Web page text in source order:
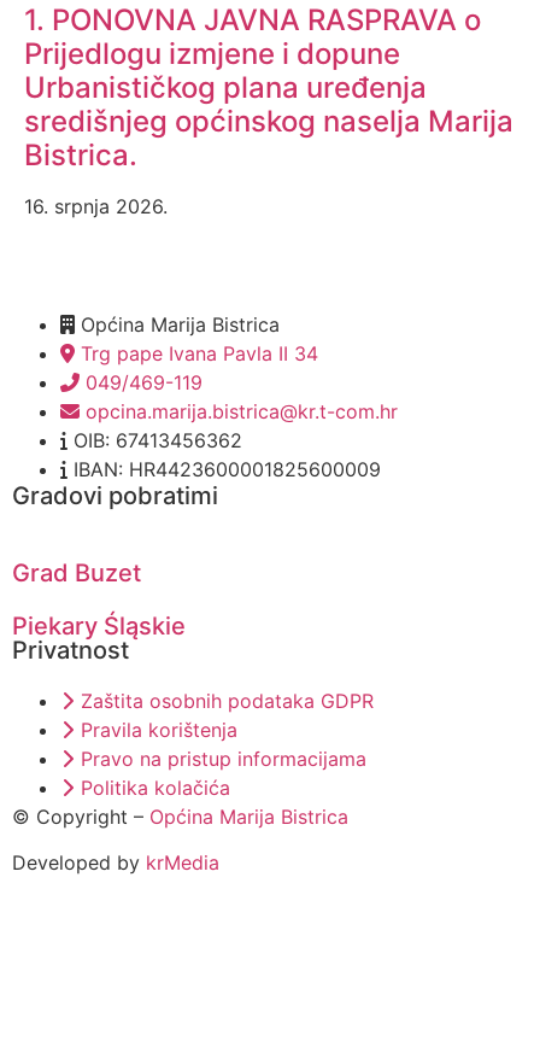
1. PONOVNA JAVNA RASPRAVA o
Prijedlogu izmjene i dopune
Urbanističkog plana uređenja
središnjeg općinskog naselja Marija
Bistrica.
16. srpnja 2026.
Općina Marija Bistrica
Trg pape Ivana Pavla II 34
049/469-119
opcina.marija.bistrica@kr.t-com.hr
OIB: 67413456362
IBAN: HR4423600001825600009
Gradovi pobratimi
Grad Buzet
Piekary Śląskie
Privatnost
Zaštita osobnih podataka GDPR
Pravila korištenja
Pravo na pristup informacijama
Politika kolačića
© Copyright – Općina Marija Bistrica
Developed by krMedia